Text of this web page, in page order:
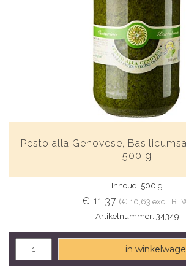
Pesto alla Genovese,
500 g
Inhoud: 500 g
€ 11,37 (€ 10,63 excl.
Artikelnummer: 34349
in